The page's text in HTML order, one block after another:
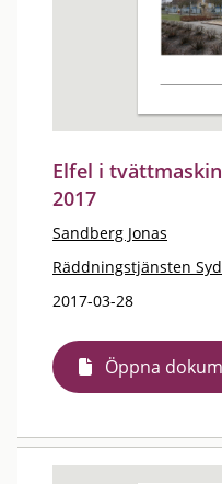
Elfel i
2017
Sandberg Jonas
Räddningstjänsten Syd
2017-03-28
Öppna